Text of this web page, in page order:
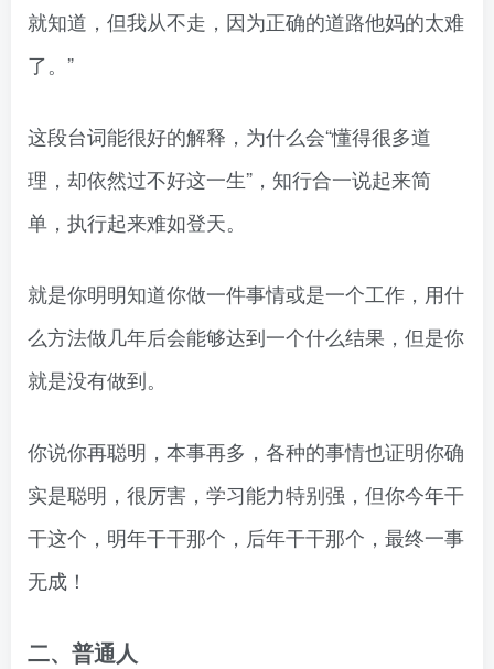
就知道，但我从不走，因为正确的道路他妈的太难
了。”
这段台词能很好的解释，为什么会“懂得很多道
理，却依然过不好这一生”，知行合一说起来简
单，执行起来难如登天。
就是你明明知道你做一件事情或是一个工作，用什
么方法做几年后会能够达到一个什么结果，但是你
就是没有做到。
你说你再聪明，本事再多，各种的事情也证明你确
实是聪明，很厉害，学习能力特别强，但你今年干
干这个，明年干干那个，后年干干那个，最终一事
无成！
二、普通人